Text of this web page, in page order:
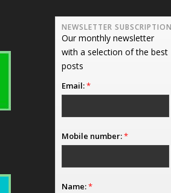
NEWSLETTER SUBSCRIPTION
Our monthly newsletter
with a selection of the best
posts
Email:*
Mobile number:*
Name:*